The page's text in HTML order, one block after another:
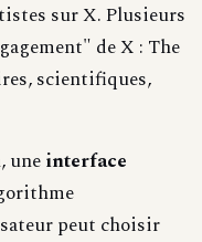
sur X. Plusieurs
de X : The
scientifiques,
uneinterface
peut choisir